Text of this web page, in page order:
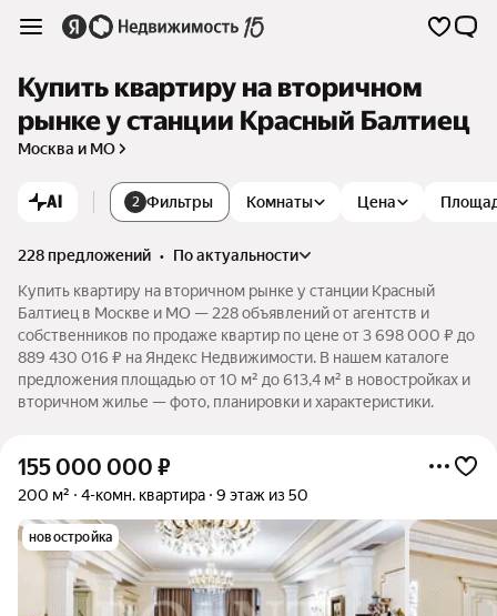
Купить квартиру на вторичном
рынке у станции Красный Балтиец
Москва и МО
AI 2 Фильтры Комнаты Цена
228 предложений •
по актуальности
Купить квартиру на вторичном рынке у станции Красный
Балтиец в Москве и МО — 228 объявлений от агентств и
собственников по продаже квартир по цене от 3 698 000 ₽ до
889 430 016 ₽ на Яндекс Недвижимости. В нашем каталоге
предложения площадью от 10 м² до 613,4 м² в новостройках и
вторичном жилье — фото, планировки и характеристики.
155 000 000 ₽
200 м² 4-комн. квартира 9 этаж из 50
новостройка